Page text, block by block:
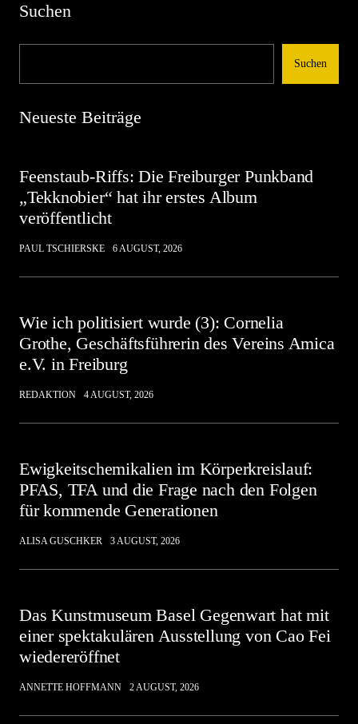
Suchen
Suchen
Neueste Beiträge
Feenstaub-Riffs: Die Freiburger Punkband
„Tekknobier“ hat ihr erstes Album
veröffentlicht
PAUL TSCHIERSKE 6 AUGUST, 2026
Wie ich politisiert wurde (3): Cornelia
Grothe, Geschäftsführerin des Vereins Amica
e.V. in Freiburg
REDAKTION 4 AUGUST, 2026
Ewigkeitschemikalien im Körperkreislauf:
PFAS, TFA und die Frage nach den Folgen
für kommende Generationen
ALISA GUSCHKER 3 AUGUST, 2026
Das Kunstmuseum Basel Gegenwart hat mit
einer spektakulären Ausstellung von Cao Fei
wiedereröffnet
ANNETTE HOFFMANN 2 AUGUST, 2026